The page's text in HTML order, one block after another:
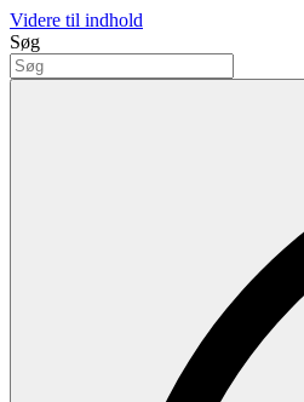
Videre til indhold
Søg